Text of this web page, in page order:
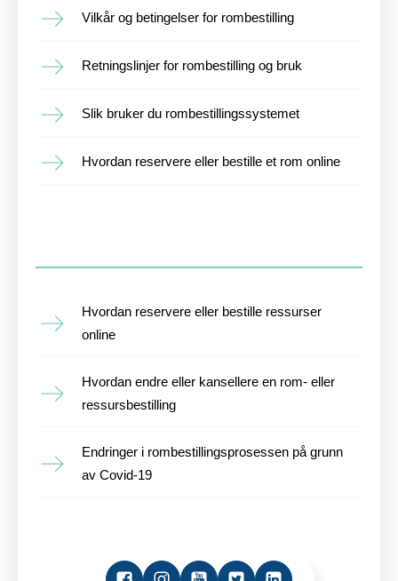
Vilkår og betingelser for rombestilling
Retningslinjer for rombestilling og bruk
Slik bruker du rombestillingssystemet
Hvordan reservere eller bestille et rom online
Hvordan reservere eller bestille ressurser
online
Hvordan endre eller kansellere en rom- eller
ressursbestilling
Endringer i rombestillingsprosessen på grunn
av Covid-19